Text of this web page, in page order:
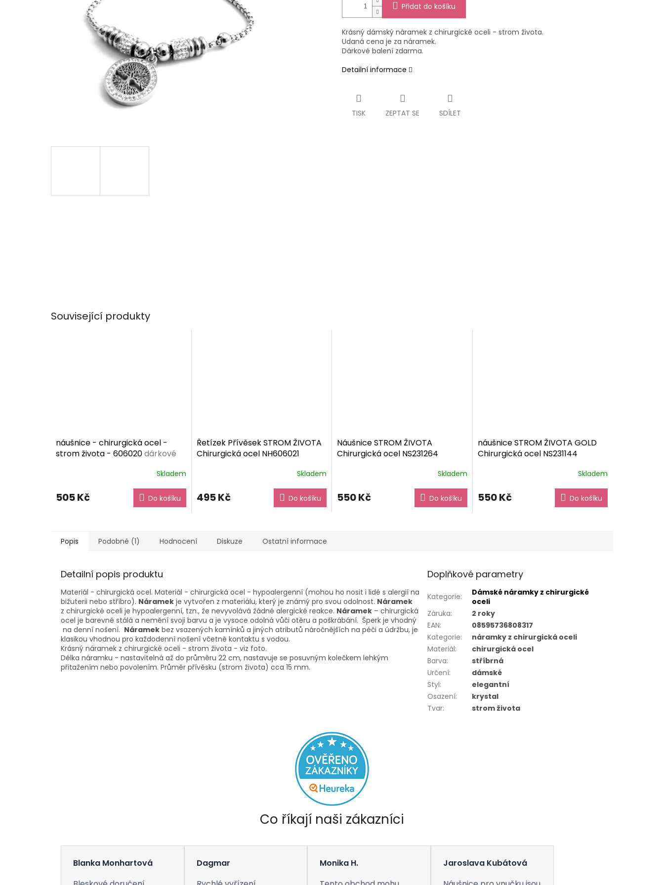
Přidat do košíku
Krásný dámský náramek z chirurgické oceli - strom života.
Udaná cena je za náramek.
Dárkové balení zdarma.
Detailní informace
TISK ZEPTAT SE SDÍLET
Související produkty
náušnice - chirurgická ocel -
strom života - 606020dárkové
Skladem
505 Kč Do košíku
Řetízek Přívěsek STROM ŽIVOTA
Chirurgická ocel NH606021
Skladem
495 Kč Do košíku
Náušnice STROM ŽIVOTA
Chirurgická ocel NS231264
Skladem
550 Kč Do košíku
náušnice STROM ŽIVOTA GOLD
Chirurgická ocel NS231144
Skladem
550 Kč Do košíku
Popis Podobné (1) Hodnocení Diskuze Ostatní informace
Detailní popis produktu
Materiál - chirurgická ocel. Materiál - chirurgická ocel - hypoalergenní (mohou ho nosit i lidé s alergií na
bižuterii nebo stříbro). Náramek je vytvořen z materiálu, který je známý pro svou odolnost. Náramek
z chirurgické oceli je hypoalergenní, tzn., že nevyvolává žádné alergické reakce. Náramek – chirurgická
ocel je barevně stálá a nemění svoji barvu a je vysoce odolná vůči otěru a poškrábání. Šperk je vhodný
na denní nošení. Náramek bez vsazených kamínků a jiných atributů náročnějších na péči a údržbu, je
klasikou vhodnou pro každodenní nošení včetně kontaktu s vodou.
Krásný náramek z chirurgické oceli - strom života - viz foto.
Délka náramku - nastavitelná až do průměru 22 cm, nastavuje se posuvným kolečkem lehkým
přitažením nebo povolením. Průměr přívěsku (strom života) cca 15 mm.
Doplňkové parametry
Kategorie:
Dámské náramky z chirurgické
oceli
Záruka:
2 roky
EAN:
08595736808317
Kategorie:
náramky z chirurgická oceli
Materiál:
chirurgická ocel
Barva:
stříbrná
Určení:
dámské
Styl:
elegantní
Osazení:
krystal
Tvar: strom života
Co říkají naši zákazníci
Blanka Monhartová
Dagmar
Monika H.
Jaroslava Kubátová